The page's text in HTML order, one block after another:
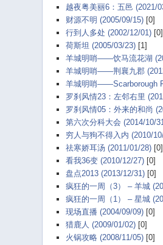
越夜粤美丽6：五邑 (2021/
财源不明 (2005/09/15)[0]
行到人多处 (2002/12/01)[0]
荷斯坦 (2005/03/23)[1]
羊城明哨——饮马流花湖
羊城明哨——荆襄九郡
羊城明哨——Scarborough
罗刹风情23：左邻右里
罗刹风情05：外来的和尚
第六次分科大会 (2014/10/
穷人与狗不得入内 (2010/
祛寒娇耳汤 (2011/01/28)[0]
看我36变 (2010/12/27)[0]
盘点2013 (2013/12/31)[0]
疯狂的一周（3） – 羊城
疯狂的一周（1） – 星城
现场直播 (2004/09/09)[0]
猎鹿人 (2009/01/02)[0]
火锅攻略 (2008/11/05)[0]